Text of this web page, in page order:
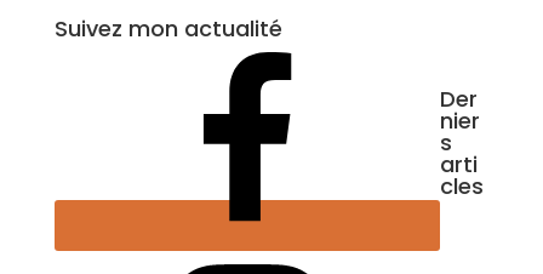
Suivez mon actualité
Der
nier
s
arti
cles